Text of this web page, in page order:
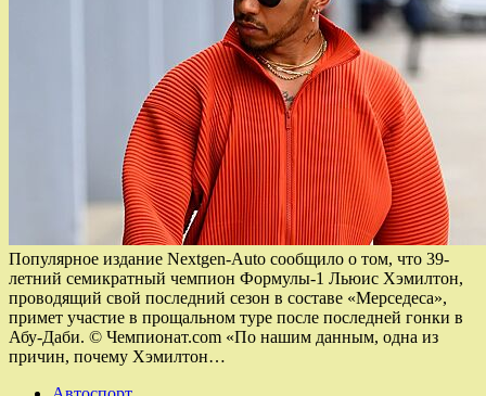
Популярное издание Nextgen-Auto сообщило о том, что 39-
летний семикратный чемпион Формулы-1 Льюис Хэмилтон,
проводящий свой последний сезон в составе «Мерседеса»,
примет участие в прощальном туре после последней гонки в
Абу-Даби. © Чемпионат.com «По нашим данным, одна из
причин, почему Хэмилтон…